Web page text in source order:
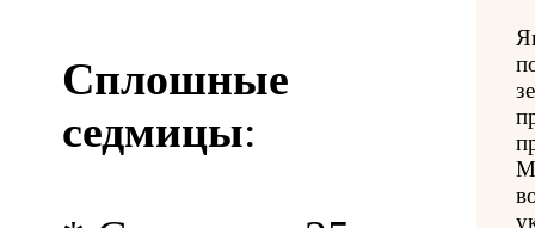
Сплошные
седмицы: